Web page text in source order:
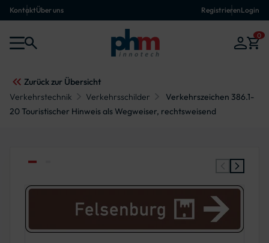
KontaktÜber uns RegistrierenLogin
0
Zurück zur Übersicht
Verkehrstechnik
Verkehrsschilder
Verkehrszeichen 386.1-
20 Touristischer Hinweis als Wegweiser, rechtsweisend